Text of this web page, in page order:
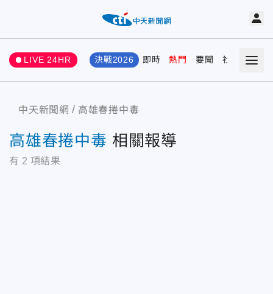
LIVE 24HR 決戰2026 即時 熱門 要聞 社會 娛樂
中天新聞網 高雄春捲中毒
高雄春捲中毒 相關報導
有 2 項結果